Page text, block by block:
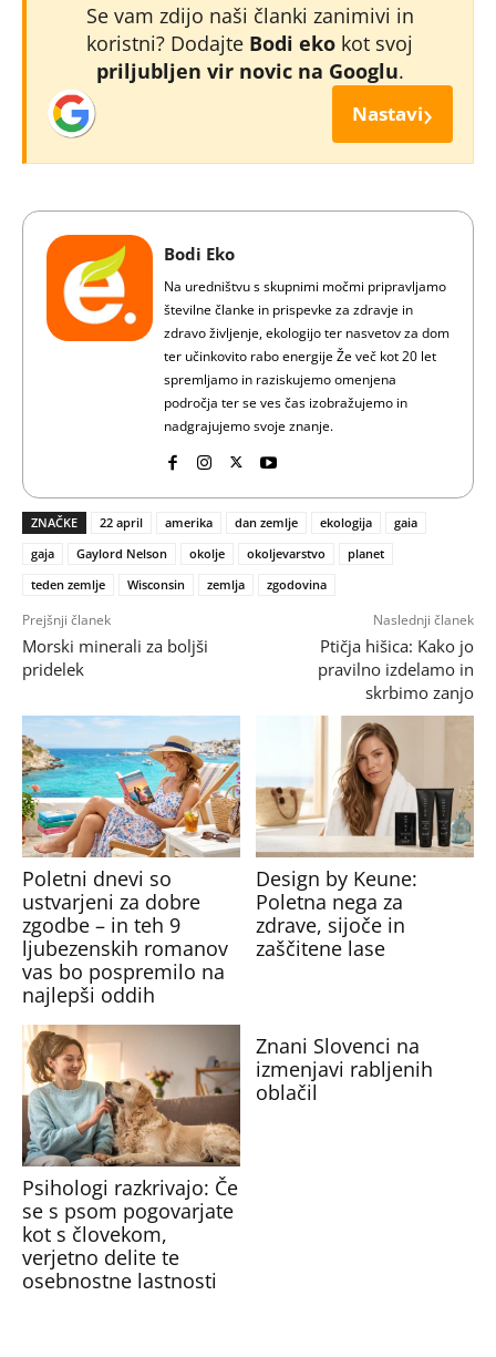
Se vam zdijo naši članki zanimivi in
koristni? Dodajte Bodi eko kot svoj
priljubljen vir novic na Googlu.
Nastavi›
Bodi Eko
Na uredništvu s skupnimi močmi pripravljamo
številne članke in prispevke za zdravje in
zdravo življenje, ekologijo ter nasvetov za dom
ter učinkovito rabo energije Že več kot 20 let
spremljamo in raziskujemo omenjena
področja ter se ves čas izobražujemo in
nadgrajujemo svoje znanje.
ZNAČKE 22 april amerika dan zemlje ekologija
gaia
gaja
Gaylord Nelson okolje okoljevarstvo
planet
teden zemlje
Wisconsin zemlja zgodovina
Prejšnji članek
Morski minerali za boljši
pridelek
Naslednji članek
Ptičja hišica: Kako jo
pravilno izdelamo in
skrbimo zanjo
Poletni dnevi so
ustvarjeni za dobre
zgodbe – in teh 9
ljubezenskih romanov
vas bo pospremilo na
najlepši oddih
Design by Keune:
Poletna nega za
zdrave, sijoče in
zaščitene lase
Psihologi razkrivajo: Če
se s psom pogovarjate
kot s človekom,
verjetno delite te
osebnostne lastnosti
Znani Slovenci na
izmenjavi rabljenih
oblačil